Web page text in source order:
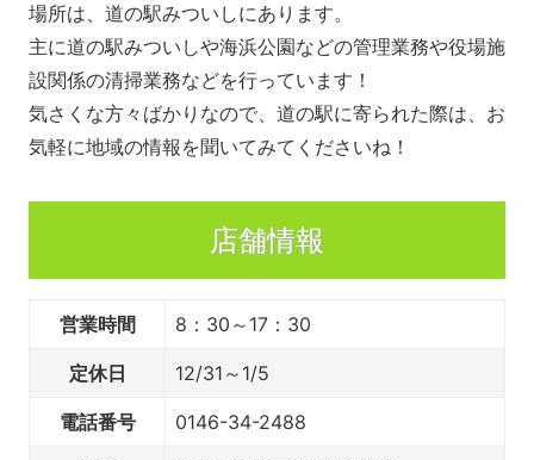
場所は、道の駅みついしにあります。
主に道の駅みついしや海浜公園などの管理業務や役場施
設関係の清掃業務などを行っています！
気さくな方々ばかりなので、道の駅に寄られた際は、お
気軽に地域の情報を聞いてみてくださいね！
店舗情報
営業時間 8：30～17：30
定休日 12/31～1/5
電話番号 0146-34-2488